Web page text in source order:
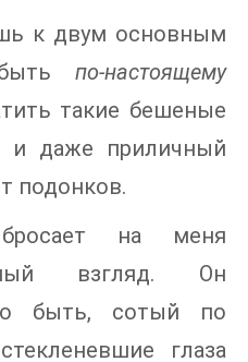
к двум основным
по-настоящему
такие бешеные
и даже приличный
подонков.
на меня
взгляд. Он
быть, сотый по
глаза